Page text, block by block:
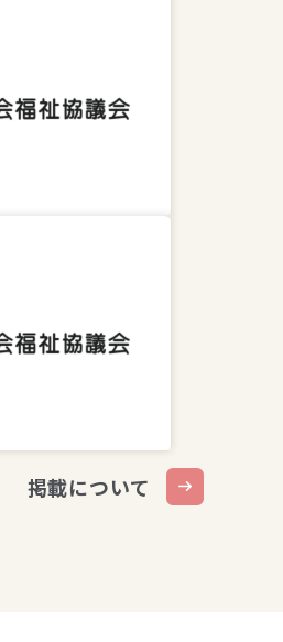
掲載について